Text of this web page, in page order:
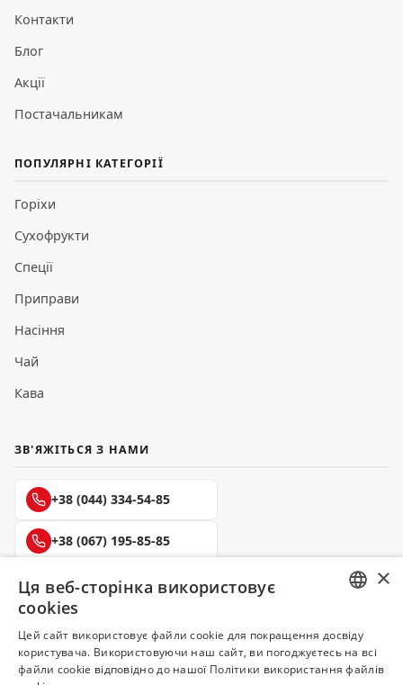
Контакти
Блог
Акції
Постачальникам
ПОПУЛЯРНІ КАТЕГОРІЇ
Горіхи
Сухофрукти
Спеції
Приправи
Насіння
Чай
Кава
ЗВ'ЯЖІТЬСЯ З НАМИ
+38 (044) 334-54-85
+38 (067) 195-85-85
+38 (050) 145-85-45
UKRAINIAN
×
Ця веб-сторінка використовує
cookies
Цей сайт використовує файли cookie для покращення досвіду
користувача. Використовуючи наш сайт, ви погоджуєтесь на всі
файли cookie відповідно до нашої Політики використання файлів